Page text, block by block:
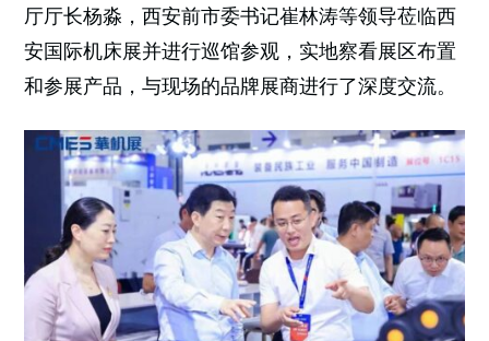
厅厅长杨淼，西安前市委书记崔林涛等领导莅临西
安国际机床展并进行巡馆参观，实地察看展区布置
和参展产品，与现场的品牌展商进行了深度交流。